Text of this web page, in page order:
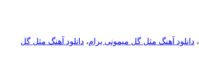
، دانلود آهنگ مثل گل میمونی برام، دانلود آهنگ مثل گل